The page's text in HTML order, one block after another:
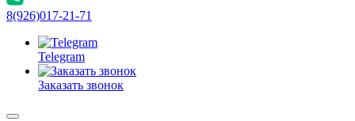
8(926)017-21-71
Telegram
Заказать звонок